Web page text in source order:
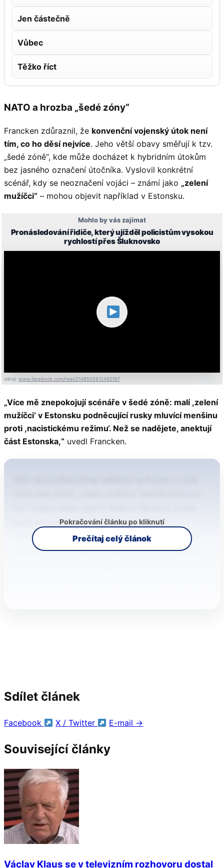
Jen částečně
Vůbec
Těžko říct
NATO a hrozba „šedé zóny“
Francken zdůraznil, že konvenční vojenský útok není
tím, co ho děsí nejvíce. Jeho větší obavy směřují k tzv.
„šedé zóně“, kde může docházet k hybridním útokům
bez jasného označení útočníka. Vyslovil konkrétní
scénář, kdy se neoznačení vojáci – známí jako „zelení
mužíčci“ – mohou objevit například v Estonsku.
Mohlo by vás zajímat
Pronásledování řidiče, který ujížděl policistům vysokou
rychlostí přes Šluknovsko
zdroj: www.facebook.com/reel/2149505912450197
„Více mě znepokojují scénáře v šedé zóně: malí ,zelení
mužíčci‘ v Estonsku podněcující rusky mluvící menšinu
proti ,nacistickému režimu‘. Než se nadějete, anektují
část Estonska,“ uvedl Francken.
Rusů jen fantazie Na Franckenova slova
zareagovala ruská ambasáda v Bruselu, která je
označila za odtržená od reality. Podle informací
Pokračování článku po kliknutí
Prečítaj celý článok
Sdílet článek
Facebook X / Twitter E-mail →
Související články
Václav Klaus se v televizním rozhovoru dostal